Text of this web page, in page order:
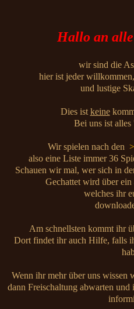
Hallo an
wir sind die
hier ist jeder
und lustige
Dies ist keine
Bei uns ist
Wir spielen nach den
also eine Liste immer 36
Schauen wir mal, wer sich in
Gechattet wird über ein
welches ihr
Am schnellsten kommt ihr
Dort findet ihr auch Hilfe, falls
Wenn ihr mehr über uns wissen
dann Freischaltung abwarten